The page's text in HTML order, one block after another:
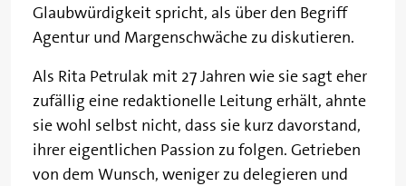
Glaubwürdigkeit spricht, als über den Begriff
Agentur und Margenschwäche zu diskutieren.
Als Rita Petrulak mit 27 Jahren wie sie sagt eher
zufällig eine redaktionelle Leitung erhält, ahnte
sie wohl selbst nicht, dass sie kurz davorstand,
ihrer eigentlichen Passion zu folgen. Getrieben
von dem Wunsch, weniger zu delegieren und